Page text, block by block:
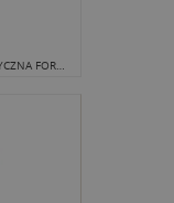
NOWOCZESNA STYLISTYKA, MINIMALISTYCZNA FORMA